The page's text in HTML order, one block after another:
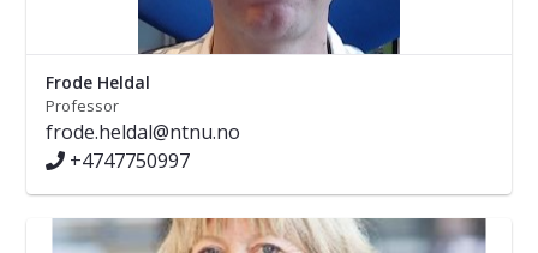
Frode Heldal
Professor
frode.heldal@ntnu.no
+4747750997